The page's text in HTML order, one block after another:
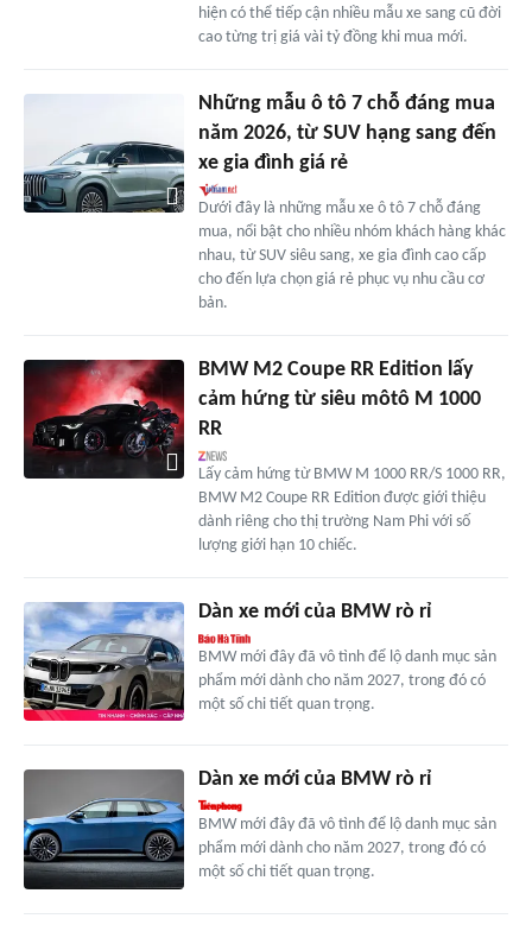
hiện có thể tiếp cận nhiều mẫu xe sang cũ đời
cao từng trị giá vài tỷ đồng khi mua mới.
Những mẫu ô tô 7 chỗ đáng mua
năm 2026, từ SUV hạng sang đến
xe gia đình giá rẻ
Dưới đây là những mẫu xe ô tô 7 chỗ đáng
mua, nổi bật cho nhiều nhóm khách hàng khác
nhau, từ SUV siêu sang, xe gia đình cao cấp
cho đến lựa chọn giá rẻ phục vụ nhu cầu cơ
bản.
BMW M2 Coupe RR Edition lấy
cảm hứng từ siêu môtô M 1000
RR
Lấy cảm hứng từ BMW M 1000 RR/S 1000 RR,
BMW M2 Coupe RR Edition được giới thiệu
dành riêng cho thị trường Nam Phi với số
lượng giới hạn 10 chiếc.
Dàn xe mới của BMW rò rỉ
BMW mới đây đã vô tình để lộ danh mục sản
phẩm mới dành cho năm 2027, trong đó có
một số chi tiết quan trọng.
Dàn xe mới của BMW rò rỉ
BMW mới đây đã vô tình để lộ danh mục sản
phẩm mới dành cho năm 2027, trong đó có
một số chi tiết quan trọng.